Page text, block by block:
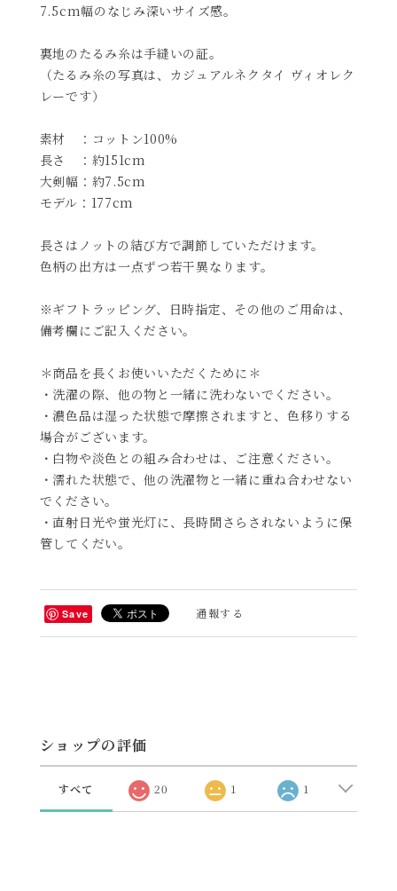
7.5cm幅のなじみ深いサイズ感。
裏地のたるみ糸は手縫いの証。
（たるみ糸の写真は、カジュアルネクタイ ヴィオレク
レーです）
素材 ：コットン100%
長さ ：約151cm
大剣幅：約7.5cm
モデル：177cm
長さはノットの結び方で調節していただけます。
色柄の出方は一点ずつ若干異なります。
※ギフトラッピング、日時指定、その他のご用命は、
備考欄にご記入ください。
＊商品を長くお使いいただくために＊
・洗濯の際、他の物と一緒に洗わないでください。
・濃色品は湿った状態で摩擦されますと、色移りする
場合がございます。
・白物や淡色との組み合わせは、ご注意ください。
・濡れた状態で、他の洗濯物と一緒に重ね合わせない
でください。
・直射日光や蛍光灯に、長時間さらされないように保
管してくだい。
Save 通報する
ショップの評価
すべて 20 1 1